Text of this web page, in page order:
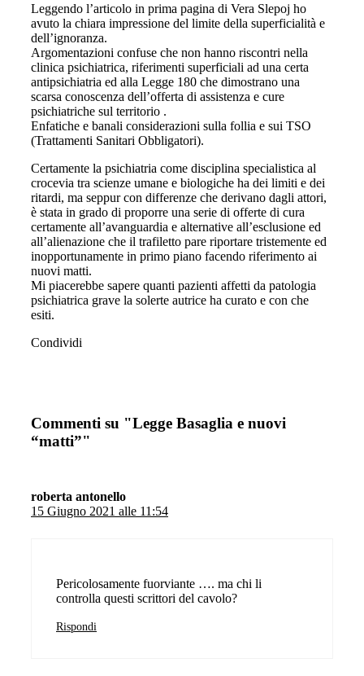
Leggendo l’articolo in prima pagina di Vera Slepoj ho
avuto la chiara impressione del limite della superficialità e
dell’ignoranza.
Argomentazioni confuse che non hanno riscontri nella
clinica psichiatrica, riferimenti superficiali ad una certa
antipsichiatria ed alla Legge 180 che dimostrano una
scarsa conoscenza dell’offerta di assistenza e cure
psichiatriche sul territorio .
Enfatiche e banali considerazioni sulla follia e sui TSO
(Trattamenti Sanitari Obbligatori).
Certamente la psichiatria come disciplina specialistica al
crocevia tra scienze umane e biologiche ha dei limiti e dei
ritardi, ma seppur con differenze che derivano dagli attori,
è stata in grado di proporre una serie di offerte di cura
certamente all’avanguardia e alternative all’esclusione ed
all’alienazione che il trafiletto pare riportare tristemente ed
inopportunamente in primo piano facendo riferimento ai
nuovi matti.
Mi piacerebbe sapere quanti pazienti affetti da patologia
psichiatrica grave la solerte autrice ha curato e con che
esiti.
Condividi
Commenti su "Legge Basaglia e nuovi
“matti”"
roberta antonello
15 Giugno 2021 alle 11:54
Pericolosamente fuorviante …. ma chi li
controlla questi scrittori del cavolo?
Rispondi